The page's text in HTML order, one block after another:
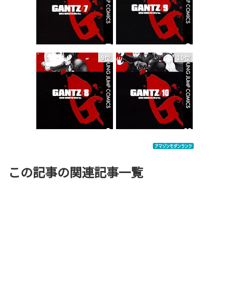
9位 10位
この記事の関連記事一覧